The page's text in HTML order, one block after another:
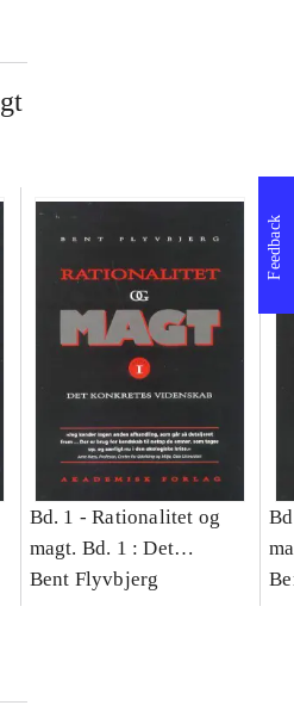
Bd. 1 -Rationalitet og
magt. Bd. 1 : Det
konkretes videnskab
Bent Flyvbjerg
Feedback